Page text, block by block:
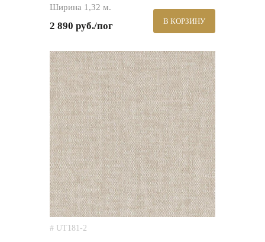
Ширина 1,32 м.
2 890 руб./пог В КОРЗИНУ
# UT181-2